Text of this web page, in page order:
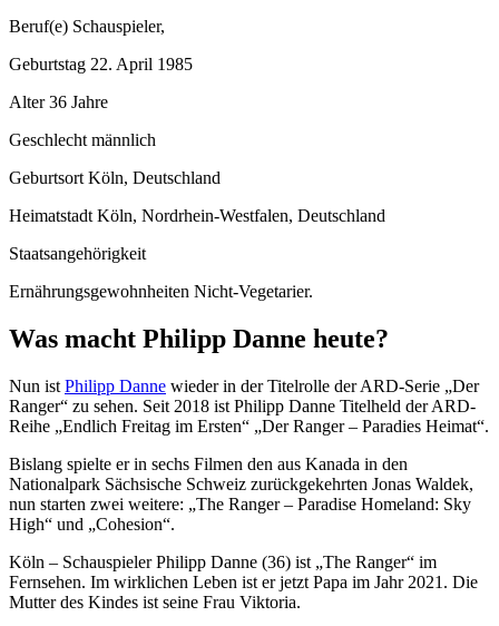
Beruf(e) Schauspieler,
Geburtstag 22. April 1985
Alter 36 Jahre
Geschlecht männlich
Geburtsort Köln, Deutschland
Heimatstadt Köln, Nordrhein-Westfalen, Deutschland
Staatsangehörigkeit
Ernährungsgewohnheiten Nicht-Vegetarier.
Was macht Philipp Danne heute?
Nun ist Philipp Danne wieder in der Titelrolle der ARD-Serie „Der
Ranger“ zu sehen. Seit 2018 ist Philipp Danne Titelheld der ARD-
Reihe „Endlich Freitag im Ersten“ „Der Ranger – Paradies Heimat“.
Bislang spielte er in sechs Filmen den aus Kanada in den
Nationalpark Sächsische Schweiz zurückgekehrten Jonas Waldek,
nun starten zwei weitere: „The Ranger – Paradise Homeland: Sky
High“ und „Cohesion“.
Köln – Schauspieler Philipp Danne (36) ist „The Ranger“ im
Fernsehen. Im wirklichen Leben ist er jetzt Papa im Jahr 2021. Die
Mutter des Kindes ist seine Frau Viktoria.